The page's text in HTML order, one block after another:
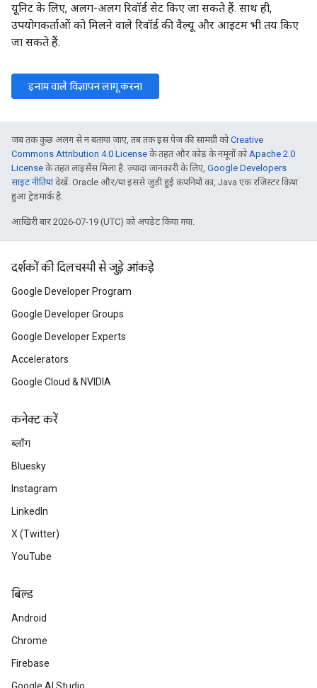
यूनिट के लिए, अलग-अलग रिवॉर्ड सेट किए जा सकते हैं. साथ ही,
उपयोगकर्ताओं को मिलने वाले रिवॉर्ड की वैल्यू और आइटम भी तय किए
जा सकते हैं.
इनाम वाले विज्ञापन लागू करना
जब तक कुछ अलग से न बताया जाए, तब तक इस पेज की सामग्री कोCreative
Commons Attribution 4.0 License के तहत और कोड के नमूनों को Apache 2.0
License के तहत लाइसेंस मिला है. ज़्यादा जानकारी के लिए, Google Developers
साइट नीतियांदेखें. Oracle और/या इससे जुड़ी हुई कंपनियों का, Java एक रजिस्टर किया
हुआ ट्रेडमार्क है.
आखिरी बार 2026-07-19 (UTC) को अपडेट किया गया.
दर्शकों की दिलचस्पी से जुड़े आंकड़े
Google Developer Program
Google Developer Groups
Google Developer Experts
Accelerators
Google Cloud & NVIDIA
कनेक्ट करें
ब्लॉग
Bluesky
Instagram
LinkedIn
X (Twitter)
YouTube
बिल्ड
Android
Chrome
Firebase